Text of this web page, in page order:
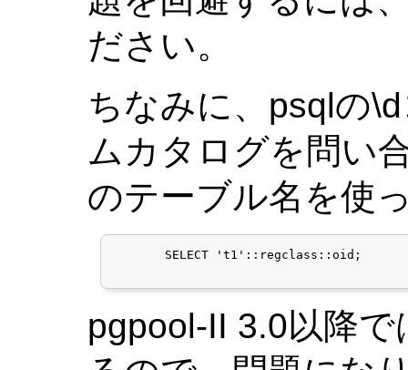
ださい。
ちなみに、psqlの
ムカタログを問い
のテーブル名を使
       SELECT 't1'::regclass::oid;
pgpool-II 3.0以降